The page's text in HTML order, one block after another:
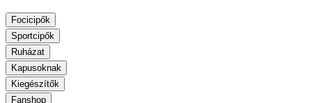
Focicipők
Sportcipők
Ruházat
Kapusoknak
Kiegészítők
Fanshop